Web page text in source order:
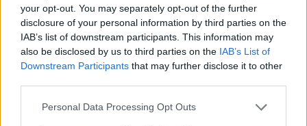
your opt-out. You may separately opt-out of the further
disclosure of your personal information by third parties on the
IAB’s list of downstream participants. This information may
also be disclosed by us to third parties on the IAB’s List of
Downstream Participants that may further disclose it to other
Personal Data Processing Opt Outs